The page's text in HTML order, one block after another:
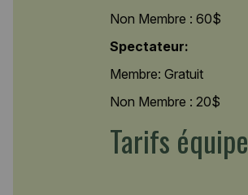
Non Membre : 60$
Spectateur:
Membre: Gratuit
Non Membre : 20$
Tarifs équipe